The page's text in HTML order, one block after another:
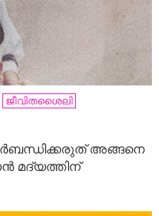
ജീവിതശൈലി
അങ്ങനെ
മദ്യത്തിന്